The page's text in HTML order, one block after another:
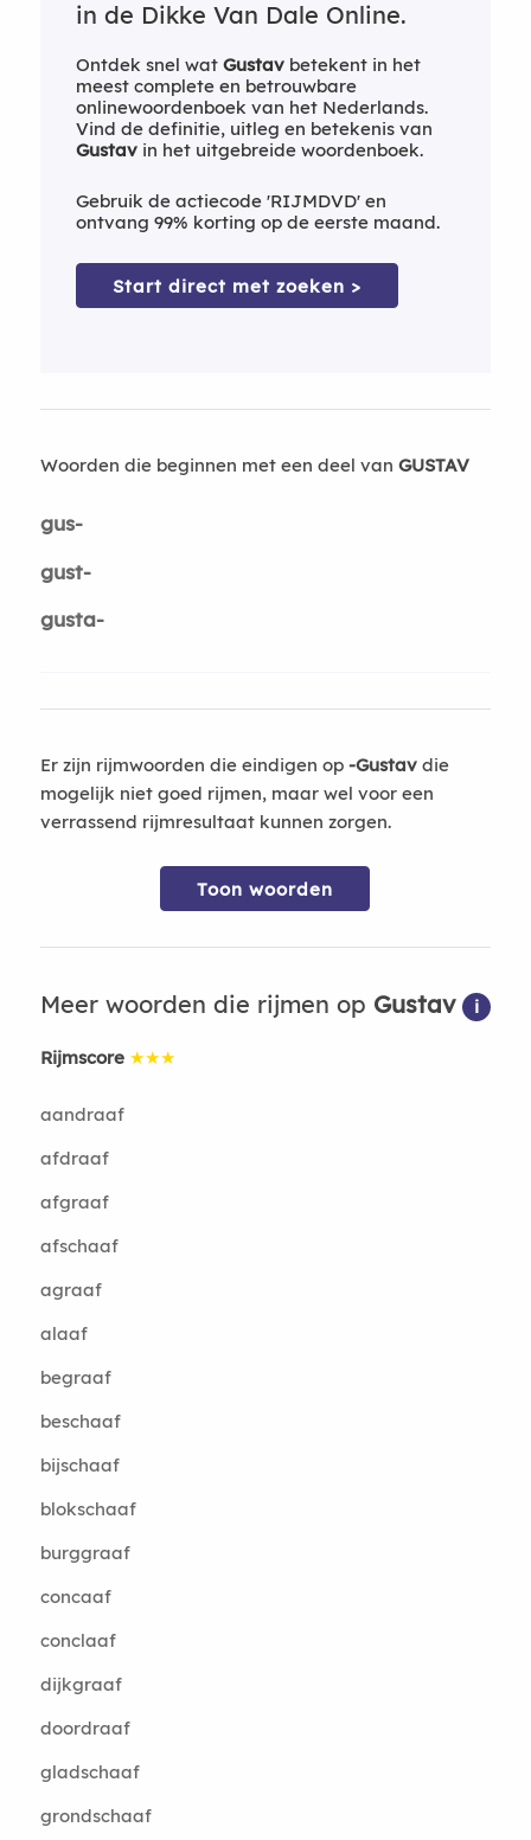
in de Dikke Van Dale Online.
Ontdek snel wat Gustavbetekent in het
meest complete en betrouwbare
onlinewoordenboek van het Nederlands.
Vind de definitie, uitleg en betekenis van
Gustavin het uitgebreide woordenboek.
Gebruik de actiecode 'RIJMDVD' en
ontvang 99% korting op de eerste maand.
Start direct met zoeken >
Woorden die beginnen met een deel van GUSTAV
gus-
gust-
gusta-
Er zijn rijmwoorden die eindigen op -Gustavdie
mogelijk niet goed rijmen, maar wel voor een
verrassend rijmresultaat kunnen zorgen.
Toon woorden
Meer woorden die rijmen op Gustav i
Rijmscore ★★★
aandraaf
afdraaf
afgraaf
afschaaf
agraaf
alaaf
begraaf
beschaaf
bijschaaf
blokschaaf
burggraaf
concaaf
conclaaf
dijkgraaf
doordraaf
gladschaaf
grondschaaf